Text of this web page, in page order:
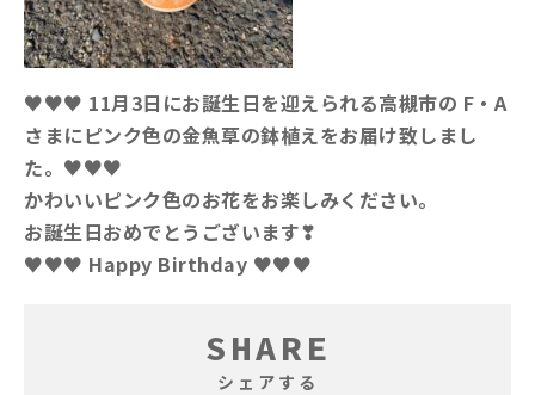
♥♥♥ 11月3日にお誕生日を迎えられる高槻市の F・A
さまにピンク色の金魚草の鉢植えをお届け致しまし
た。♥♥♥
かわいいピンク色のお花をお楽しみください。
お誕生日おめでとうございます❣
♥♥♥ Happy Birthday ♥♥♥
SHARE
シェアする